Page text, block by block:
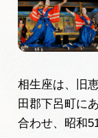
相生座は、旧
田郡下呂町に
合わせ、昭和